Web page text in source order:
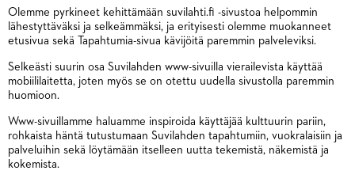
Olemme pyrkineet kehittämään suvilahti.fi -sivustoa helpommin
lähestyttäväksi ja selkeämmäksi, ja erityisesti olemme muokanneet
etusivua sekä Tapahtumia-sivua kävijöitä paremmin palveleviksi.
Selkeästi suurin osa Suvilahden www-sivuilla vierailevista käyttää
mobiililaitetta, joten myös se on otettu uudella sivustolla paremmin
huomioon.
Www-sivuillamme haluamme inspiroida käyttäjää kulttuurin pariin,
rohkaista häntä tutustumaan Suvilahden tapahtumiin, vuokralaisiin ja
palveluihin sekä löytämään itselleen uutta tekemistä, näkemistä ja
kokemista.